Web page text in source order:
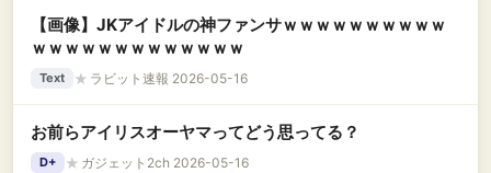
【画像】JKアイドルの神ファンサｗｗｗｗｗｗｗｗｗｗ
ｗｗｗｗｗｗｗｗｗｗｗｗｗ
Text ★ ラビット速報 2026-05-16
お前らアイリスオーヤマってどう思ってる？
D+ ★ ガジェット2ch 2026-05-16